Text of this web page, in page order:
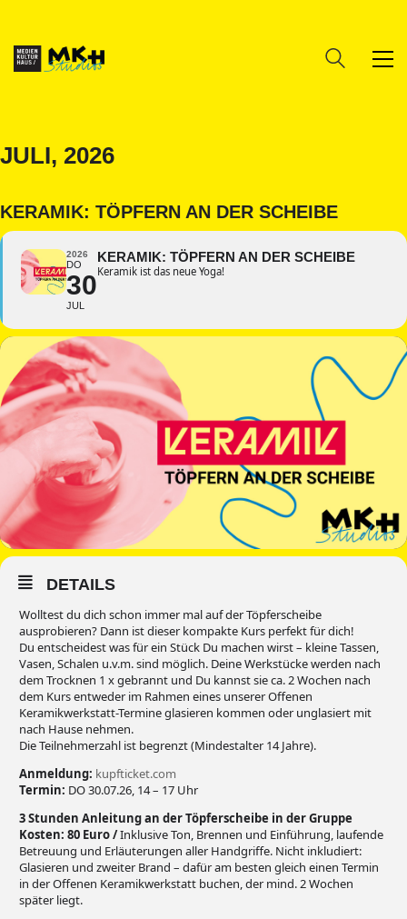
JULI, 2026
KERAMIK: TÖPFERN AN DER SCHEIBE
2026
DO
30
JUL
KERAMIK: TÖPFERN AN DER SCHEIBE
Keramik ist das neue Yoga!
DETAILS
Wolltest du dich schon immer mal auf der Töpferscheibe
ausprobieren? Dann ist dieser kompakte Kurs perfekt für dich!
Du entscheidest was für ein Stück Du machen wirst – kleine Tassen,
Vasen, Schalen u.v.m. sind möglich. Deine Werkstücke werden nach
dem Trocknen 1 x gebrannt und Du kannst sie ca. 2 Wochen nach
dem Kurs entweder im Rahmen eines unserer Offenen
Keramikwerkstatt-Termine glasieren kommen oder unglasiert mit
nach Hause nehmen.
Die Teilnehmerzahl ist begrenzt (Mindestalter 14 Jahre).
Anmeldung: kupfticket.com
Termin: DO 30.07.26, 14 – 17 Uhr
3 Stunden Anleitung an der Töpferscheibe in der Gruppe
Kosten: 80 Euro /Inklusive Ton, Brennen und Einführung, laufende
Betreuung und Erläuterungen aller Handgriffe. Nicht inkludiert:
Glasieren und zweiter Brand – dafür am besten gleich einen Termin
in der Offenen Keramikwerkstatt buchen, der mind. 2 Wochen
später liegt.